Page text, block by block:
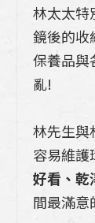
林太太特
鏡後的收
保養品與
亂!
林先生與
容易維護
好看、乾
間最滿意